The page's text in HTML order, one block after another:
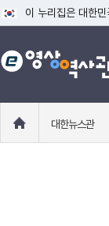
이 누리집은 대한
공식 누리집 주소
go.kr 주소를 사용
로
대한뉴스관